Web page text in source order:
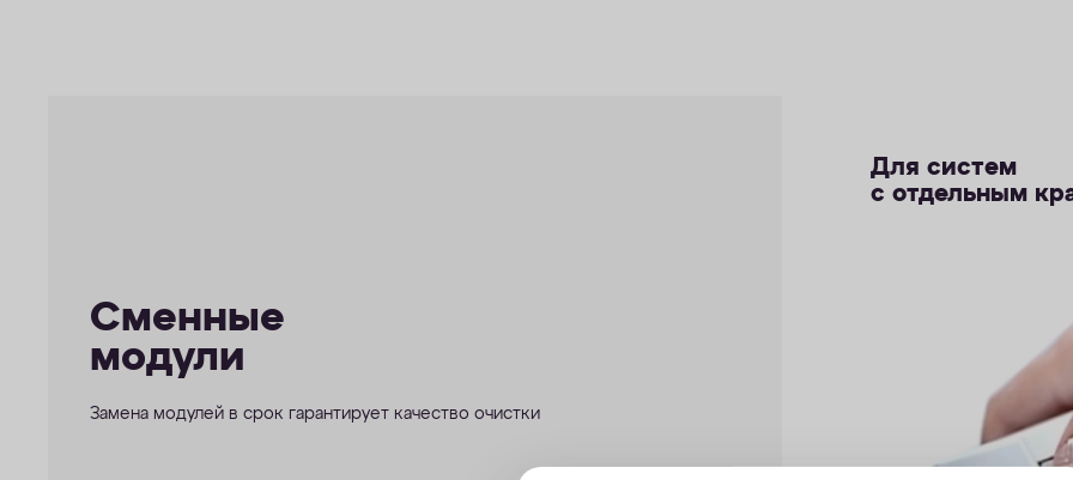
Для систем
с отдельным
Сменные
модули
Замена модулей в срок гарантирует качество очистки